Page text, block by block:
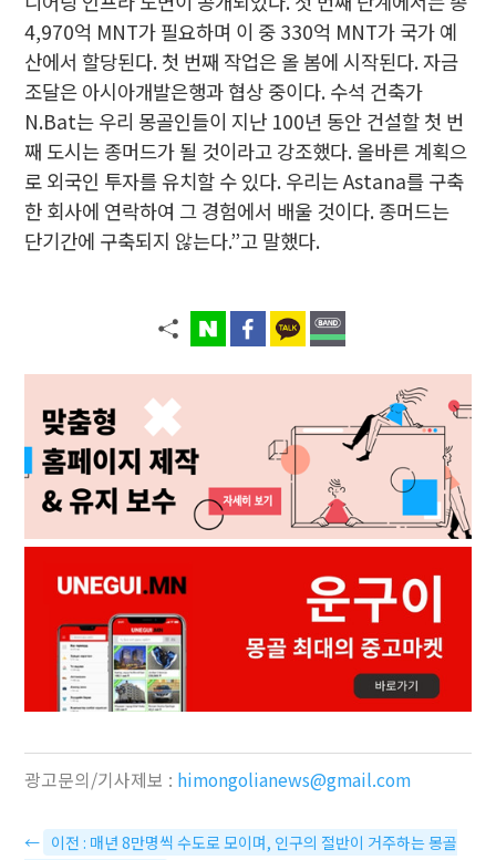
4,970억 MNT가 필요하며 이 중 330억 MNT가 국가 예
산에서 할당된다. 첫 번째 작업은 올 봄에 시작된다. 자금
조달은 아시아개발은행과 협상 중이다. 수석 건축가
N.Bat는 우리 몽골인들이 지난 100년 동안 건설할 첫 번
째 도시는 종머드가 될 것이라고 강조했다. 올바른 계획으
로 외국인 투자를 유치할 수 있다. 우리는 Astana를 구축
한 회사에 연락하여 그 경험에서 배울 것이다. 종머드는
단기간에 구축되지 않는다.”고 말했다.
광고문의/기사제보 : himongolianews@gmail.com
← 이전 : 매년 8만명씩 수도로 모이며, 인구의 절반이 거주하는 몽골